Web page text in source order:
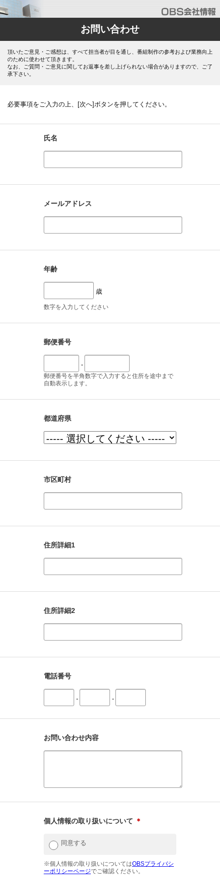
お問い合わせ
頂いたご意見・ご感想は、すべて担当者が目を通し、番組制作の参考および業務向上
のために使わせて頂きます。
なお、ご質問・ご意見に関してお返事を差し上げられない場合がありますので、ご了
承下さい。
必要事項をご入力の上、[次へ]ボタンを押してください。
氏名
メールアドレス
年齢
歳
数字を入力してください
郵便番号
-
郵便番号を半角数字で入力すると住所を途中まで
自動表示します。
都道府県
市区町村
住所詳細1
住所詳細2
電話番号
- -
お問い合わせ内容
個人情報の取り扱いについて ＊
同意する
※個人情報の取り扱いについてはOBSプライバシ
ーポリシーページでご確認ください。